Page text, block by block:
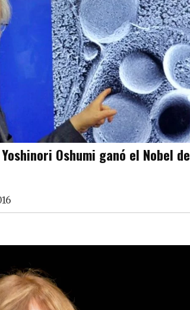
Oshumi ganó el Nobel de